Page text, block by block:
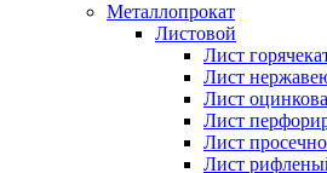
Металлопрокат
Листовой
Лист
Лист
Лист
Лист
Лист
Лист